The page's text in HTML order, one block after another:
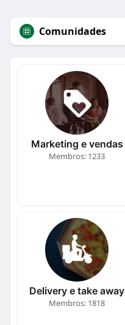
Comunidades
Marketing e vendas
Membros: 1233
Delivery e take away
Membros: 1818